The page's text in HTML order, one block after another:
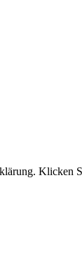
Klicken